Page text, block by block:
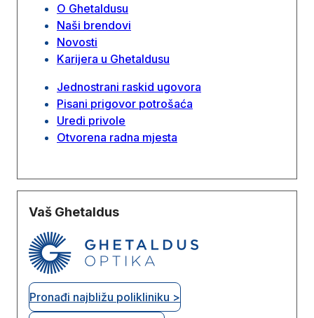
O Ghetaldusu
Naši brendovi
Novosti
Karijera u Ghetaldusu
Jednostrani raskid ugovora
Pisani prigovor potrošaća
Uredi privole
Otvorena radna mjesta
Vaš Ghetaldus
Pronađi najbližu polikliniku >